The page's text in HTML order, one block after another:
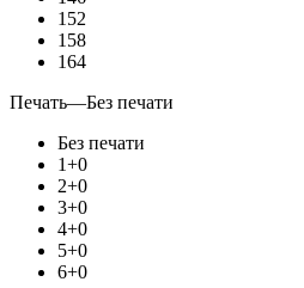
152
158
164
Печать—Без печати
Без печати
1+0
2+0
3+0
4+0
5+0
6+0